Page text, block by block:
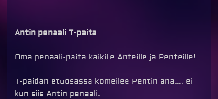
Antin penaali T-paita
Oma penaali-paita kaikille Anteille ja Penteille!
T-paidan etuosassa komeilee Pentin ana…. ei
kun siis Antin penaali.